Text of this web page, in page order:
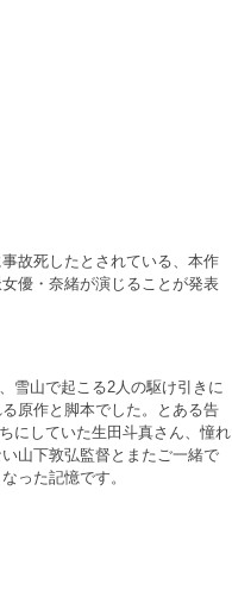
故死したとされている、本作
優・奈緒が演じることが発表
雪山で起こる2人の駆け引きに
原作と脚本でした。とある告
にしていた生田斗真さん、憧れ
山下敦弘監督とまたご一緒で
った記憶です。